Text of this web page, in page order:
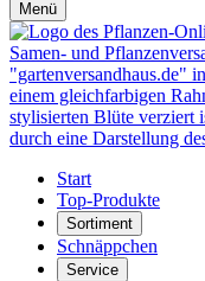
Menü
Start
Top-Produkte
Sortiment
Schnäppchen
Service